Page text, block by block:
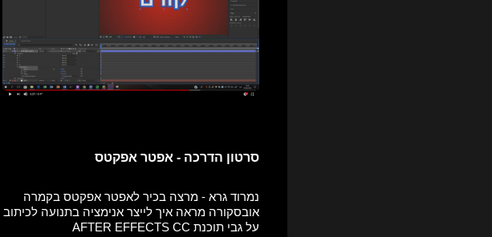
סרטון הדרכה - אפטר אפקטס
נמרוד גרא - מרצה בכיר לאפטר אפקטס בקמרה
אובסקורה מראה איך לייצר אנימציה בתנועה לכיתוב
על גבי תוכנת AFTER EFFECTS CC